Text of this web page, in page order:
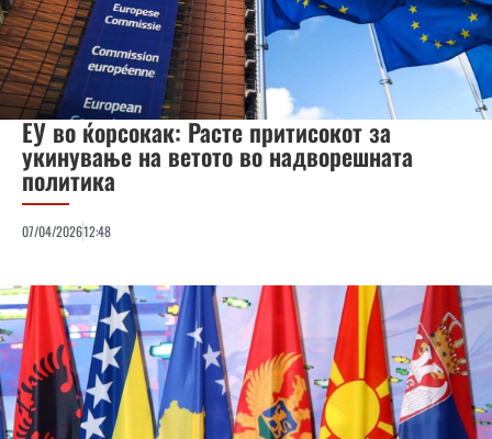
ЕУ во ќорсокак: Расте притисокот за
укинување на ветото во надворешната
политика
07/04/202612:48